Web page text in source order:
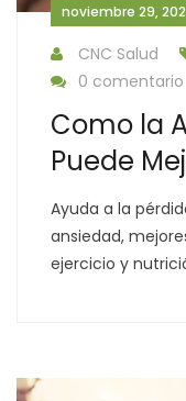
noviembre 29,
CNC Salud
0 comentario
Como la
Puede
Ayuda a la
ansiedad,
ejercicio y